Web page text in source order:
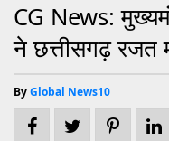
Chhattisgarh
Bihar
CG News:
ने छत्तीसगढ़ रजत
ByGlobal News10